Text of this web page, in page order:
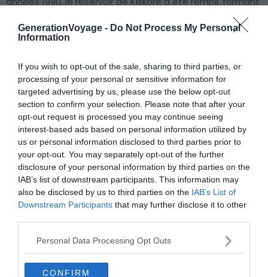
GenerationVoyage - Do Not Process My Personal
Information
If you wish to opt-out of the sale, sharing to third parties, or
processing of your personal or sensitive information for
targeted advertising by us, please use the below opt-out
section to confirm your selection. Please note that after your
opt-out request is processed you may continue seeing
interest-based ads based on personal information utilized by
us or personal information disclosed to third parties prior to
your opt-out. You may separately opt-out of the further
disclosure of your personal information by third parties on the
IAB’s list of downstream participants. This information may
also be disclosed by us to third parties on the IAB’s List of
Downstream Participants that may further disclose it to other
Personal Data Processing Opt Outs
CONFIRM
Le château d’eau et le Parc de
Nagyerdő